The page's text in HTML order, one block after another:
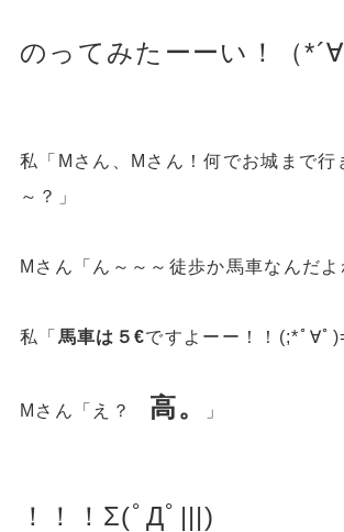
のってみたーーい！（*´∀
私「Mさん、Mさん！何でお城まで行
～？」
Mさん「ん～～～徒歩か馬車なんだよ
私「 馬車は５€ですよーー！！(;*ﾟ∀ﾟ
Mさん「え？ 高。 」
！！！Σ(ﾟДﾟ|||)